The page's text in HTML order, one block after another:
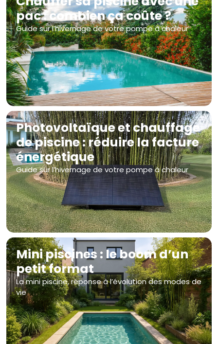
pac : combien ça coûte ?
Guide sur l’hivernage de votre pompe à chaleur
Photovoltaïque et chauffage
de piscine : réduire la facture
énergétique
Guide sur l’hivernage de votre pompe à chaleur
Mini piscines : le boom d’un
petit format
La mini piscine, réponse à l’évolution des modes de
vie